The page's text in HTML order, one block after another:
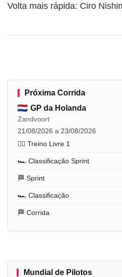
Volta mais rápida: Ciro
Próxima Corrida
GP da Holanda
Zandvoort
21/08/2026 a 23/08/2026
🏋️‍♂️ Treino Livre 1
🏎️ Classificação Sprint
🏁 Sprint
🏎️ Classificação
🏁 Corrida
Mundial de Pilotos